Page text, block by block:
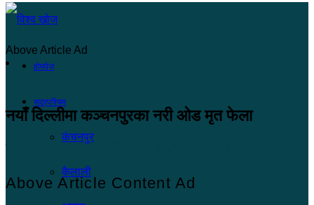
होमपेज
सुदूरपश्चिम
कंचनपुर
कैलाली
Above Article Ad
नयाँ दिल्लीमा कञ्चनपुरका नरी ओड मृत फेला
२०८३ जेष्ठ २९, शुक्रबार ०२:०२
Above Article Content Ad